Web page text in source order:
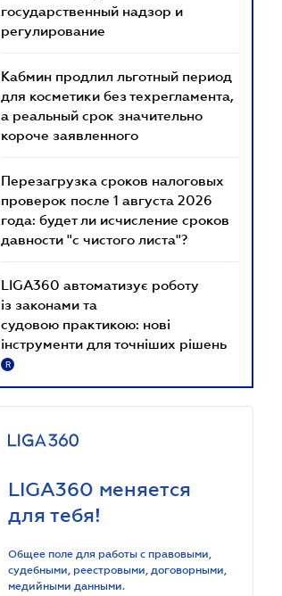
государственный надзор и
регулирование
Кабмин продлил льготный период
для косметики без техрегламента,
а реальный срок значительно
короче заявленного
Перезагрузка сроков налоговых
проверок после 1 августа 2026
года: будет ли исчисление сроков
давности "с чистого листа"?
LIGA360 автоматизує роботу
із законами та
судовою практикою: нові
інструменти для точніших рішень
R
LIGA360 меняется
для тебя!
Общее поле для работы с правовыми,
судебными, реестровыми, договорными,
медийными данными.